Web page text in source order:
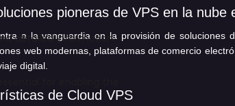
pioneras de VPS en la nube
a la vanguardia en la provisión de
web modernas, plataformas de comercio
digital.
de Cloud VPS